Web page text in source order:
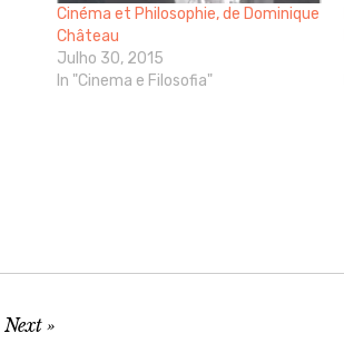
Cinéma et Philosophie, de Dominique
Château
Julho 30, 2015
In "Cinema e Filosofia"
Next